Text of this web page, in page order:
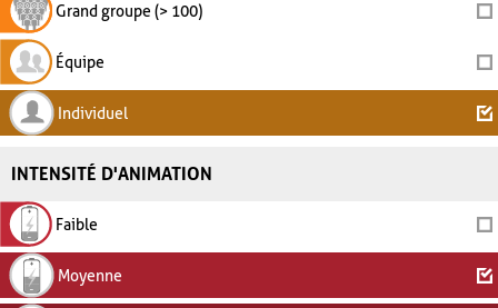
Grand groupe (> 100)
Équipe
Individuel
INTENSITÉ D'ANIMATION
Faible
Moyenne